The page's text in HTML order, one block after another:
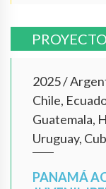
2025/
Chile,
Guatemala,
Uruguay,
PANAMÁ